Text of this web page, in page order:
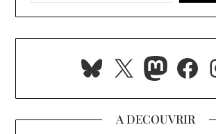
Bluesky
X
A DECOUVRIR